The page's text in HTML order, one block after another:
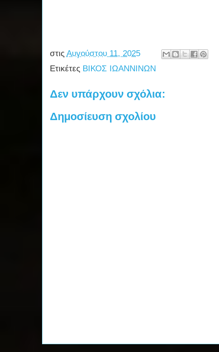
στις Αυγούστου 11, 2025
Ετικέτες ΒΙΚΟΣ ΙΩΑΝΝΙΝΩΝ
Δεν υπάρχουν σχόλια:
Δημοσίευση σχολίου